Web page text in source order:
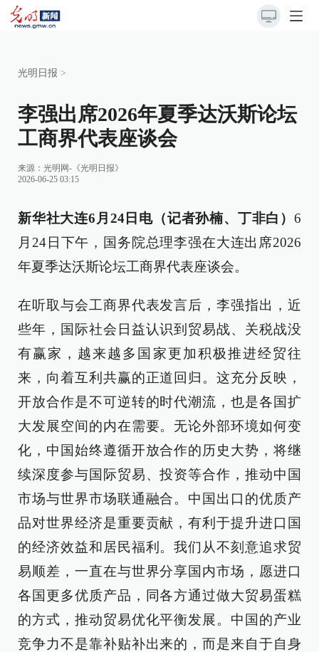
光明日报 >
李强出席2026年夏季达沃斯论坛
工商界代表座谈会
来源： 光明网-《光明日报》
2026-06-25 03:15
新华社大连6月24日电（记者孙楠、丁非白） 6
月24日下午，国务院总理李强在大连出席2026
年夏季达沃斯论坛工商界代表座谈会。
在听取与会工商界代表发言后，李强指出，近
些年，国际社会日益认识到贸易战、关税战没
有赢家，越来越多国家更加积极推进经贸往
来，向着互利共赢的正道回归。这充分反映，
开放合作是不可逆转的时代潮流，也是各国扩
大发展空间的内在需要。无论外部环境如何变
化，中国始终遵循开放合作的历史大势，将继
续深度参与国际贸易、投资等合作，推动中国
市场与世界市场联通融合。中国出口的优质产
品对世界经济是重要贡献，有利于提升进口国
的经济效益和居民福利。我们从不刻意追求贸
易顺差，一直在与世界分享国内市场，愿进口
各国更多优质产品，同各方通过做大贸易蛋糕
的方式，推动贸易优化平衡发展。中国的产业
竞争力不是靠补贴补出来的，而是来自于自身